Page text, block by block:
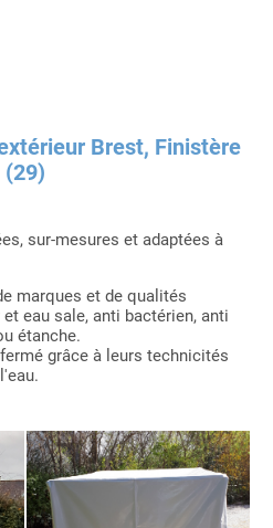
Brest, Finistère
(29)
sur-mesures et adaptées à
marques et de qualités
eau sale, anti bactérien, anti
étanche.
grâce à leurs technicités